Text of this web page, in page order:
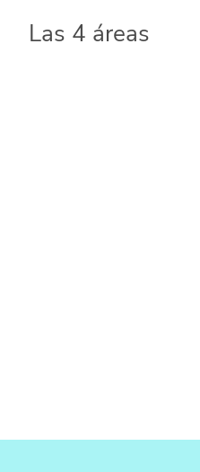
Las 4 áreas